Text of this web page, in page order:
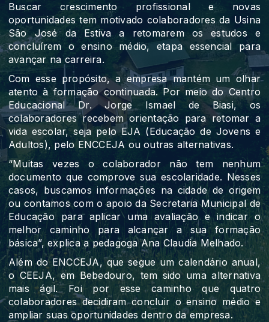
Buscar crescimento profissional e novas
oportunidades tem motivado colaboradores da Usina
São José da Estiva a retomarem os estudos e
concluírem o ensino médio, etapa essencial para
avançar na carreira.
Com esse propósito, a empresa mantém um olhar
atento à formação continuada. Por meio do Centro
Educacional Dr. Jorge Ismael de Biasi, os
colaboradores recebem orientação para retomar a
vida escolar, seja pelo EJA (Educação de Jovens e
Adultos), pelo ENCCEJA ou outras alternativas.
“Muitas vezes o colaborador não tem nenhum
documento que comprove sua escolaridade. Nesses
casos, buscamos informações na cidade de origem
ou contamos com o apoio da Secretaria Municipal de
Educação para aplicar uma avaliação e indicar o
melhor caminho para alcançar a sua formação
básica”, explica a pedagoga Ana Claudia Melhado.
Além do ENCCEJA, que segue um calendário anual,
o CEEJA, em Bebedouro, tem sido uma alternativa
mais ágil. Foi por esse caminho que quatro
colaboradores decidiram concluir o ensino médio e
ampliar suas oportunidades dentro da empresa.